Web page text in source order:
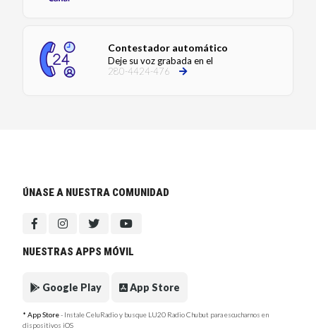
Contestador automático
Deje su voz grabada en el
280-4424-476
ÚNASE A NUESTRA COMUNIDAD
NUESTRAS APPS MÓVIL
Google Play App Store
* App Store- Instale CeluRadio y busque LU20 Radio Chubut para escucharnos en
dispositivos iOS